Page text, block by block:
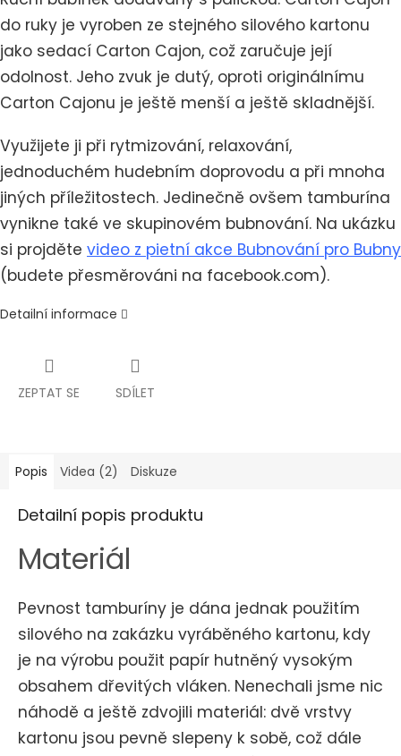
do ruky je vyroben ze stejného silového kartonu
jako sedací Carton Cajon, což zaručuje její
odolnost. Jeho zvuk je dutý, oproti originálnímu
Carton Cajonu je ještě menší a ještě skladnější.
Využijete ji při rytmizování, relaxování,
jednoduchém hudebním doprovodu a při mnoha
jiných příležitostech. Jedinečně ovšem tamburína
vynikne také ve skupinovém bubnování. Na ukázku
si projděte video z pietní akce Bubnování pro Bubny
(budete přesměrováni na facebook.com).
Detailní informace
ZEPTAT SE SDÍLET
Popis Videa (2) Diskuze
Detailní popis produktu
Materiál
Pevnost tamburíny je dána jednak použitím
silového na zakázku vyráběného kartonu, kdy
je na výrobu použit papír hutněný vysokým
obsahem dřevitých vláken. Nenechali jsme nic
náhodě a ještě zdvojili materiál: dvě vrstvy
kartonu jsou pevně slepeny k sobě, což dále